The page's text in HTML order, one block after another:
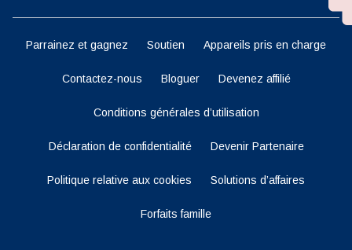
Parrainez et gagnez Soutien Appareils pris en charge
Contactez-nous Bloguer Devenez affilié
Conditions générales d’utilisation
Déclaration de confidentialité Devenir Partenaire
Politique relative aux cookies Solutions d’affaires
Forfaits famille